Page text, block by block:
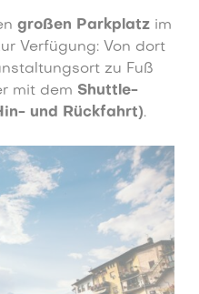
großen Parkplatz im
Verfügung: Von dort
zu Fuß
mit dem Shuttle-
und Rückfahrt).